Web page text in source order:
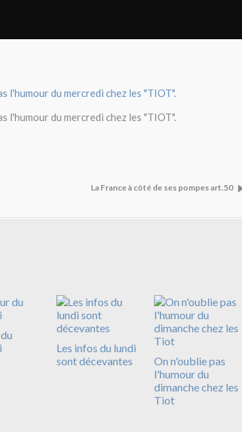
La France à côté de ses pompes art.50
Les infos du lundi
sont décevantes
On n'oublie pas
l'humour du
dimanche chez les
Tiot